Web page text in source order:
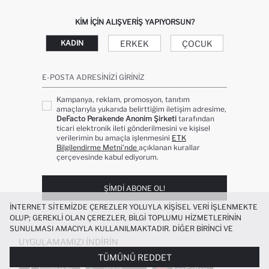
KIM IÇIN ALIŞVERIŞ YAPIYORSUN?
KADIN ERKEK ÇOCUK
E-POSTA ADRESINIZI GIRINIZ
Kampanya, reklam, promosyon, tanıtım
amaçlarıyla yukarıda belirttiğim iletişim adresime,
DeFacto Perakende Anonim Şirketi tarafından
ticari elektronik ileti gönderilmesini ve kişisel
verilerimin bu amaçla işlenmesini ETK
Bilgilendirme Metni’nde açıklanan kurallar
çerçevesinde kabul ediyorum.
ŞIMDI ABONE OL!
UYGULAMAMIZI İNDIRIN
İNTERNET SITEMIZDE ÇEREZLER YOLUYLA KIŞISEL VERI IŞLENMEKTE
OLUP; GEREKLI OLAN ÇEREZLER, BILGI TOPLUMU HIZMETLERININ
SUNULMASI AMACIYLA KULLANILMAKTADIR. DIĞER BIRINCI VE
ÜÇÜNCÜ TARAF ÇEREZLER ISE SIZE DAHA IYI BIR ALIŞVERIŞ
DENEYIMI SUNULABILMESI, SITEMIZIN DAHA IŞLEVSEL KILINMASI VE
KIŞISELLEŞTIRMESI VE AÇIK RIZA VERMENIZ HALINDE, SIZLERE
TÜMÜNÜ REDDET